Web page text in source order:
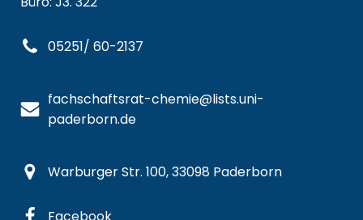
05251/ 60-2137
fachschaftsrat-chemie@lists.uni-
paderborn.de
Warburger Str. 100, 33098 Paderborn